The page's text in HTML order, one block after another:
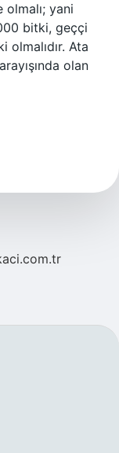
olmalı; yani
bitki, geççi
Ata
olan